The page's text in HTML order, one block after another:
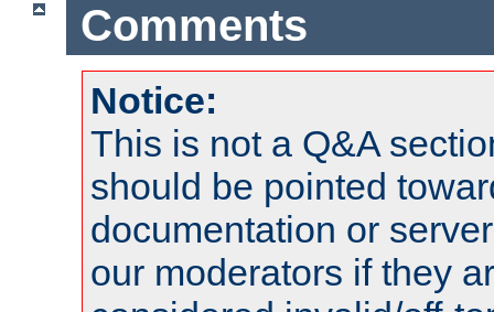
Comments
Notice:
This is not a Q&A
should be pointed
documentation or
our moderators if they